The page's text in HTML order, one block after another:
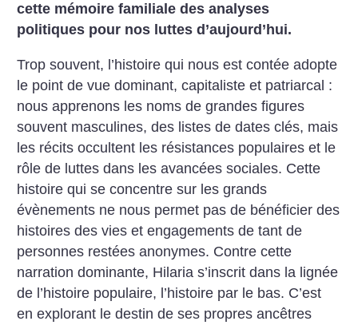
cette mémoire familiale des analyses
politiques pour nos luttes d’aujourd’hui.
Trop souvent, l’histoire qui nous est contée adopte
le point de vue dominant, capitaliste et patriarcal :
nous apprenons les noms de grandes figures
souvent masculines, des listes de dates clés, mais
les récits occultent les résistances populaires et le
rôle de luttes dans les avancées sociales. Cette
histoire qui se concentre sur les grands
évènements ne nous permet pas de bénéficier des
histoires des vies et engagements de tant de
personnes restées anonymes. Contre cette
narration dominante, Hilaria s’inscrit dans la lignée
de l’histoire populaire, l’histoire par le bas. C’est
en explorant le destin de ses propres ancêtres